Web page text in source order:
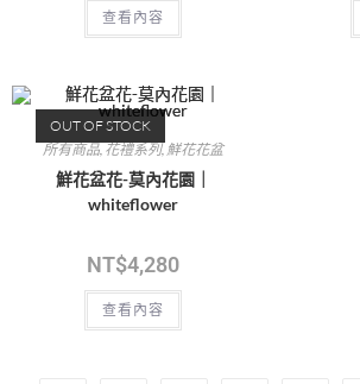
查看內容
OUT OF STOCK
所有商品,花禮系列,鮮花花盆
鮮花盆花-莫內花園｜
whiteflower
NT$4,280
查看內容